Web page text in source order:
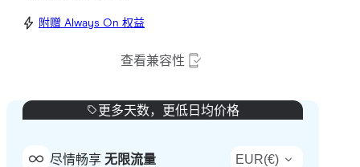
附赠 Always On 权益
查看兼容性
更多天数，更低日均价格
尽情畅享 无限流量 EUR(€)